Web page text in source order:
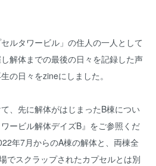
ルタワービル」の住人の一人として
解体までの最後の日々を記録した声
の日々をzineにしました。
、先に解体がはじまったB棟につい
ービル解体デイズB』をご参照くだ
年7月からのA棟の解体と、両棟全
でスクラップされたカプセルとは別